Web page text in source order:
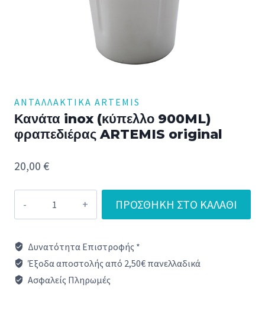
ΑΝΤΑΛΛΑΚΤΙΚΆ ARTEMIS
Κανάτα inox (κύπελλο 900ML)
φραπεδιέρας ARTEMIS original
20,00 €
inox
900ML)
φραπεδιέρας
ΠΡΟΣΘΉΚΗ ΣΤΟ ΚΑΛΆΘΙ
Δυνατότητα Επιστροφής *
Έξοδα αποστολής από 2,50€ πανελλαδικά
Ασφαλείς Πληρωμές